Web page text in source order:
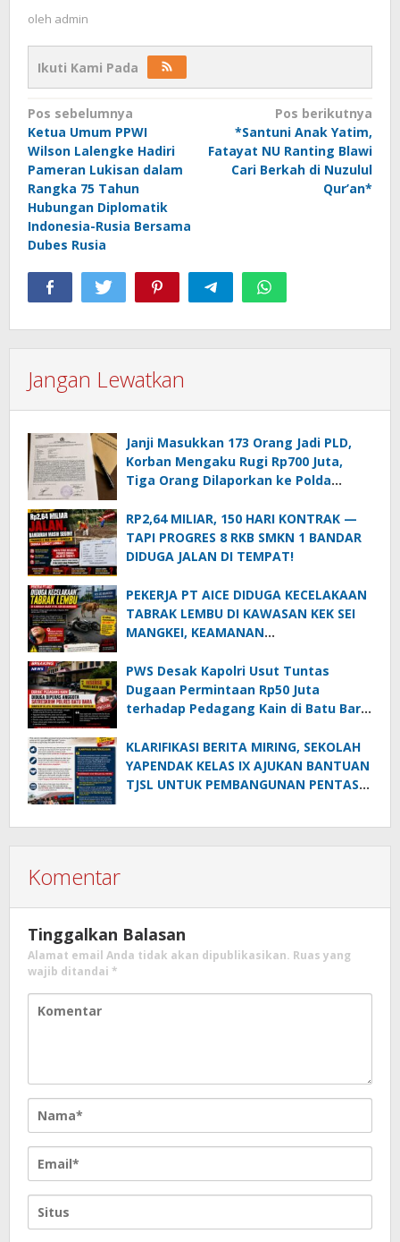
oleh admin
Ikuti Kami Pada
Navigasi
pos
Pos sebelumnya
Ketua Umum PPWI
Wilson Lalengke Hadiri
Pameran Lukisan dalam
Rangka 75 Tahun
Hubungan Diplomatik
Indonesia-Rusia Bersama
Dubes Rusia
Pos berikutnya
*Santuni Anak Yatim,
Fatayat NU Ranting Blawi
Cari Berkah di Nuzulul
Qur’an*
Jangan Lewatkan
Janji Masukkan 173 Orang Jadi PLD,
Korban Mengaku Rugi Rp700 Juta,
Tiga Orang Dilaporkan ke Polda
RP2,64 MILIAR, 150 HARI KONTRAK —
TAPI PROGRES 8 RKB SMKN 1 BANDAR
DIDUGA JALAN DI TEMPAT!
PEKERJA PT AICE DIDUGA KECELAKAAN
TABRAK LEMBU DI KAWASAN KEK SEI
MANGKEI, KEAMANAN
PWS Desak Kapolri Usut Tuntas
Dugaan Permintaan Rp50 Juta
terhadap Pedagang Kain di Batu Bara:
PTDH
KLARIFIKASI BERITA MIRING, SEKOLAH
YAPENDAK KELAS IX AJUKAN BANTUAN
TJSL UNTUK PEMBANGUNAN PENTAS
Komentar
Tinggalkan Balasan
Alamat email Anda tidak akan dipublikasikan. Ruas yang
wajib ditandai *